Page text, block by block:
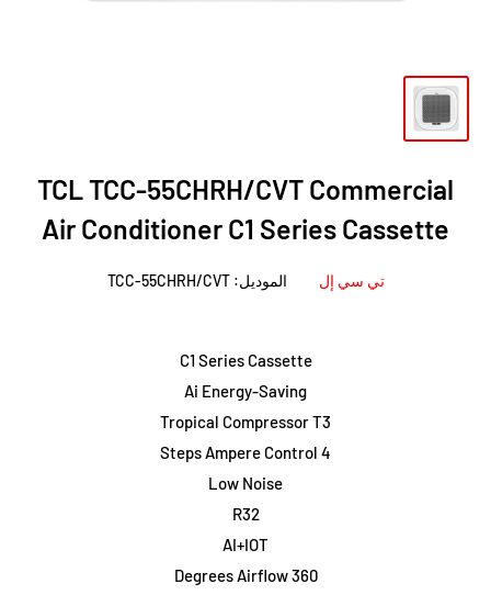
TCL TCC-55CHRH/CVT Commercial
Air Conditioner C1 Series Cassette
تي سي إل الموديل:TCC-55CHRH/CVT
C1 Series Cassette
Ai Energy-Saving
Tropical Compressor T3
4 Steps Ampere Control
Low Noise
R32
AI+IOT
360 Degrees Airflow